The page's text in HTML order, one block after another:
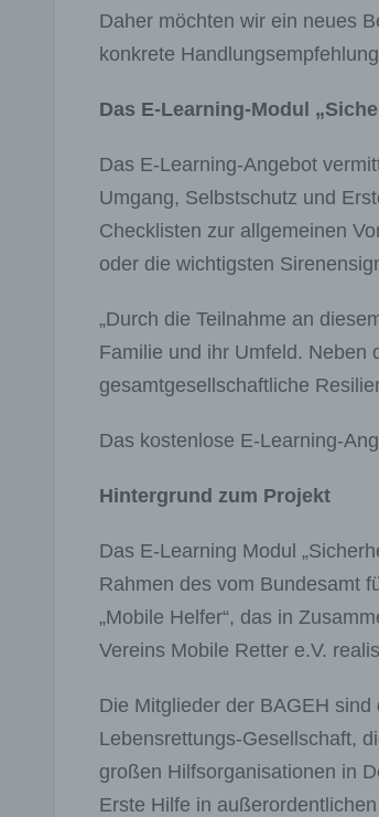
Daher möchten wir ein neues
konkrete
Das E-Learning-Modul
Das E-Learning-Angebot
Umgang, Selbstschutz und
Checklisten zur allgemeinen
oder die wichtigsten
„Durch die Teilnahme an
Familie und ihr Umfeld. Neben
gesamtgesellschaftliche
Das kostenlose E-Learning-
Hintergrund zum Projekt
Das E-Learning Modul
Rahmen des vom Bundesamt
„Mobile Helfer“, das in
Vereins Mobile Retter e.V.
Die Mitglieder der BAGEH
Lebensrettungs-Gesellschaft,
großen Hilfsorganisationen in
Erste Hilfe in